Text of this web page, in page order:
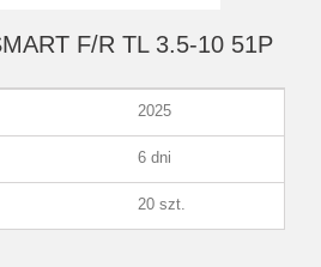
F/R TL 3.5-10 51P
2025
6 dni
20 szt.